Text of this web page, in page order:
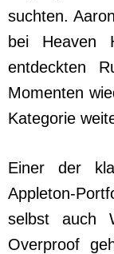
suchten.
bei Heaven
entdeckten
Momenten
Kategorie
Einer der
Appleton-
selbst auch
Overproof